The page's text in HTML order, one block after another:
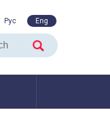
Рус Eng